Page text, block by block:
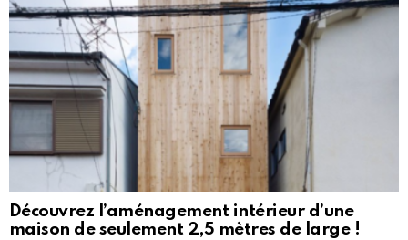
Découvrez l’aménagement intérieur d’une
maison de seulement 2,5 mètres de large !